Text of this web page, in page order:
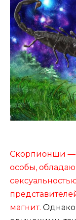
Скорпионши —
особы,
магнит.